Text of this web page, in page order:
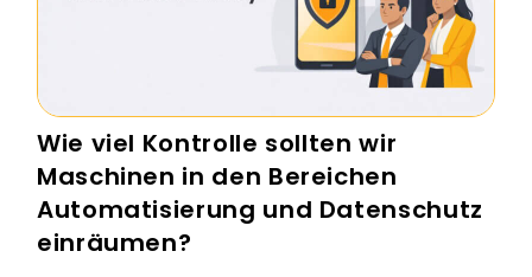
Wie viel Kontrolle sollten wir
Maschinen in den Bereichen
Automatisierung und Datenschutz
einräumen?